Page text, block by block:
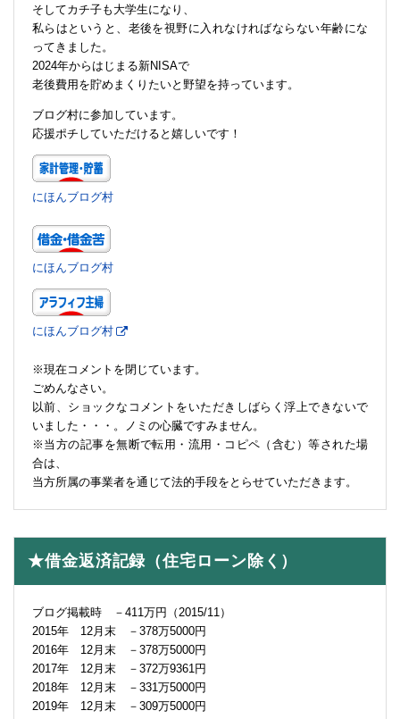
そしてカチ子も大学生になり、
私らはというと、老後を視野に入れなければならない年齢にな
ってきました。
2024年からはじまる新NISAで
老後費用を貯めまくりたいと野望を持っています。
ブログ村に参加しています。
応援ポチしていただけると嬉しいです！
にほんブログ村
にほんブログ村
にほんブログ村
※現在コメントを閉じています。
ごめんなさい。
以前、ショックなコメントをいただきしばらく浮上できないで
いました・・・。ノミの心臓ですみません。
※当方の記事を無断で転用・流用・コピペ（含む）等された場
合は、
当方所属の事業者を通じて法的手段をとらせていただきます。
★借金返済記録（住宅ローン除く）
ブログ掲載時 －411万円（2015/11）
2015年 12月末 －378万5000円
2016年 12月末 －378万5000円
2017年 12月末 －372万9361円
2018年 12月末 －331万5000円
2019年 12月末 －309万5000円